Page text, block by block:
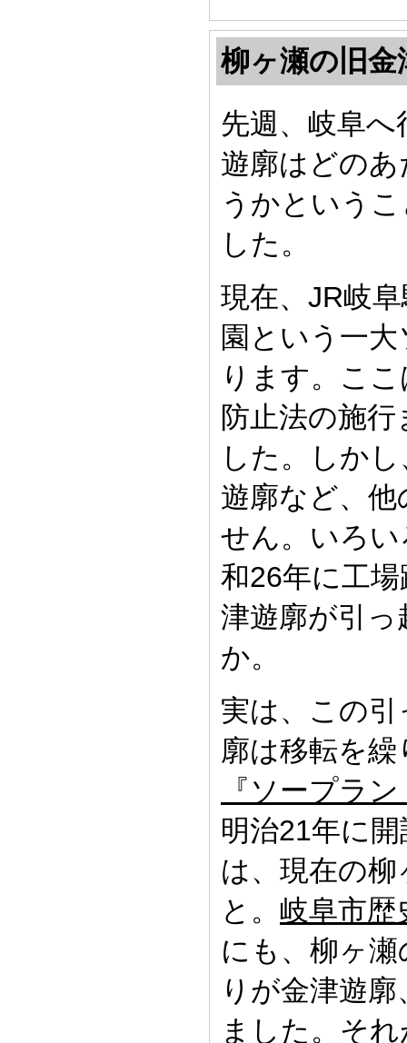
柳ヶ瀬の旧金
先週、岐阜
遊廓はどの
うかという
した。
現在、JR岐
園という一
ります。こ
防止法の施
した。しか
遊廓など、
せん。いろ
和26年に工
津遊廓が引
か。
実は、この
廓は移転を
『ソープラ
明治21年に
は、現在の
と。 岐阜市歴
にも、柳ヶ
りが金津遊
ました。そ